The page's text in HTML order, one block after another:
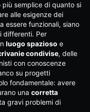
semplice di quanto si
alle esigenze dei
essere funzionali, siano
differenti. Per
luogo spazioso e
condivise, delle
con conoscenze
su progetti
fondamentale: avere
una corretta
gravi problemi di